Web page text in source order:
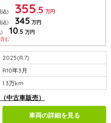
込) 355.5 万円
込) 345 万円
) 10.5 万円
む
2025(R.7)
R10年3月
1.3万km
中古車販売）
車両の詳細を見る